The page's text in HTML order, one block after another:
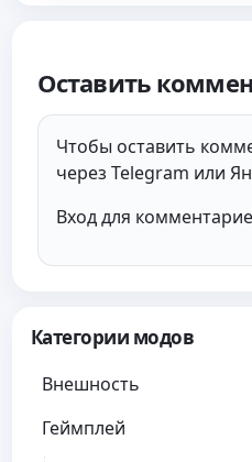
Категории модов
Внешность
Геймплей
Оставить
Чтобы оставить
через Telegram или
Вход для